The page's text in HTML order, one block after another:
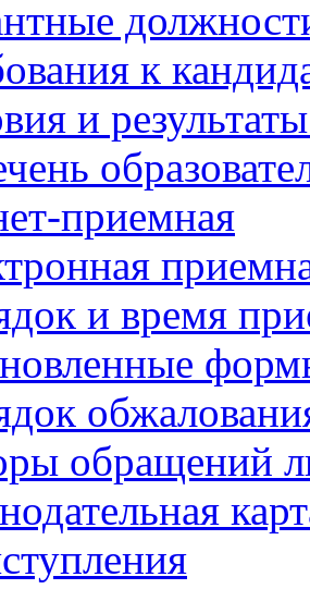
к
и
приемная
и время
обращений